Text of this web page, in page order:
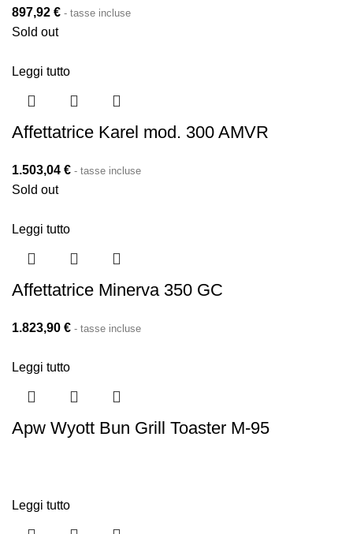
897,92 € - tasse incluse
Sold out
Leggi tutto
Affettatrice Karel mod. 300 AMVR
1.503,04 € - tasse incluse
Sold out
Leggi tutto
Affettatrice Minerva 350 GC
1.823,90 € - tasse incluse
Leggi tutto
Apw Wyott Bun Grill Toaster M-95
Leggi tutto